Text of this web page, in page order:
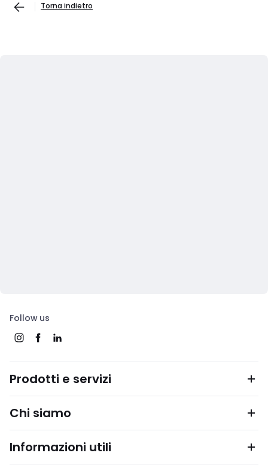
Torna indietro
Follow us
Prodotti e servizi
Chi siamo
Informazioni utili